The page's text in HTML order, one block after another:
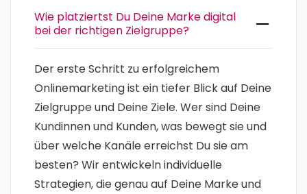
Wie platziertst Du Deine Marke digital
bei der richtigen Zielgruppe?
Der erste Schritt zu erfolgreichem
Onlinemarketing ist ein tiefer Blick auf Deine
Zielgruppe und Deine Ziele. Wer sind Deine
Kundinnen und Kunden, was bewegt sie und
über welche Kanäle erreichst Du sie am
besten? Wir entwickeln individuelle
Strategien, die genau auf Deine Marke und